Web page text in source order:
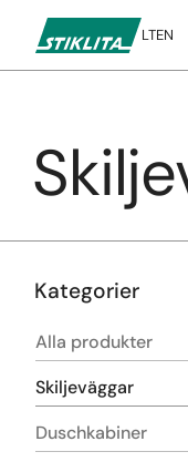
innehåll
LTEN
Kategorier
Alla produkter
Skiljeväggar
Duschkabiner